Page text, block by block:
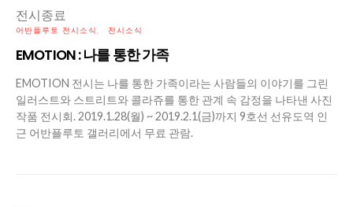
전시종료
어반플루토 전시소식 전시소식
EMOTION : 나를 통한 가족
EMOTION 전시는 나를 통한 가족이라는 사람들의 이야기를 그린
일러스트와 스트리트와 콜라쥬를 통한 관계 속 감정을 나타낸 사진
작품 전시회. 2019.1.28(월) ~ 2019.2.1(금)까지 9호선 선유도역 인
근 어반플루토 갤러리에서 무료 관람.